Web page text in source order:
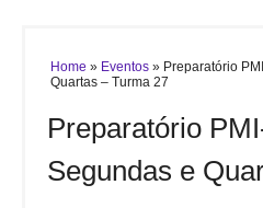
Home » Eventos » Preparatório
Quartas – Turma 27
Preparatório
Segundas e